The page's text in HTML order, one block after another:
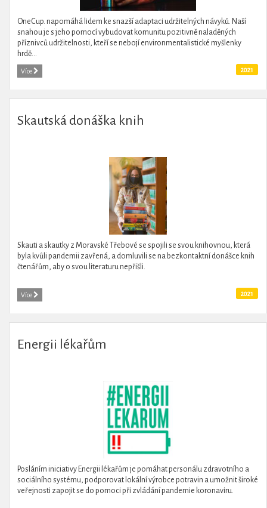
OneCup. napomáhá lidem ke snazší adaptaci udržitelných návyků. Naší
snahou je s jeho pomocí vybudovat komunitu pozitivně naladěných
příznivců udržitelnosti, kteří se nebojí environmentalistické myšlenky
hrdě...
Více 2021
Skautská donáška knih
Skauti a skautky z Moravské Třebové se spojili se svou knihovnou, která
byla kvůli pandemii zavřená, a domluvili se na bezkontaktní donášce knih
čtenářům, aby o svou literaturu nepřišli.
Více 2021
Energii lékařům
Posláním iniciativy Energii lékařům je pomáhat personálu zdravotního a
sociálního systému, podporovat lokální výrobce potravin a umožnit široké
veřejnosti zapojit se do pomoci při zvládání pandemie koronaviru.